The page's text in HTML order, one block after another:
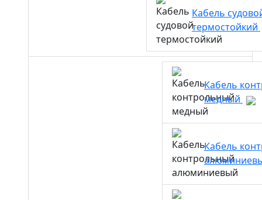
Кабель
термостойкий
Кабель
медный
Кабель